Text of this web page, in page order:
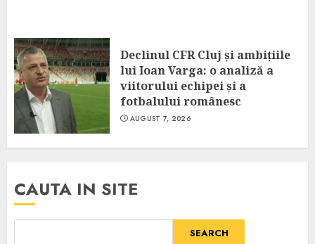
Declinul CFR Cluj și ambițiile
lui Ioan Varga: o analiză a
viitorului echipei și a
fotbalului românesc
AUGUST 7, 2026
CAUTA IN SITE
SEARCH